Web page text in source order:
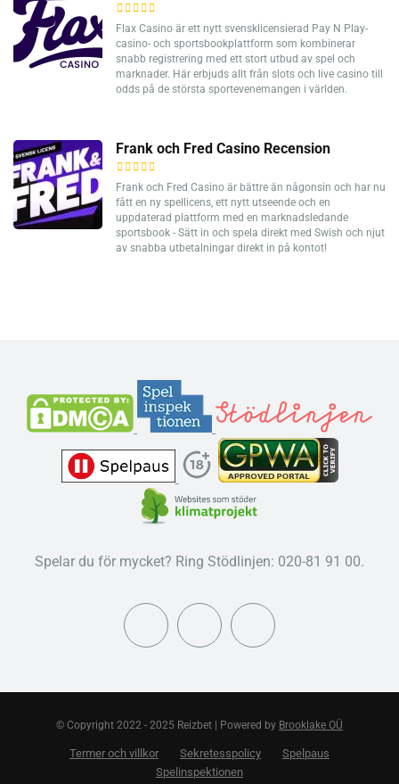
Flax Casino är ett nytt svensklicensierad Pay N Play-
casino- och sportsbookplattform som kombinerar
snabb registrering med ett stort utbud av spel och
marknader. Här erbjuds allt från slots och live casino till
odds på de största sportevenemangen i världen.
Frank och Fred Casino Recension
Frank och Fred Casino är bättre än någonsin och har nu
fått en ny spellicens, ett nytt utseende och en
uppdaterad plattform med en marknadsledande
sportsbook - Sätt in och spela direkt med Swish och njut
av snabba utbetalningar direkt in på kontot!
Spelar du för mycket? Ring Stödlinjen: 020-81 91 00.
© Copyright 2022 - 2025 Reizbet | Powered by Brooklake OÜ
Termer och villkor Sekretesspolicy
Spelpaus
Spelinspektionen